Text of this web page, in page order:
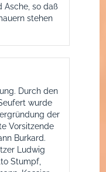
Asche, so daß
stehen
Durch den
wurde
der
Vorsitzende
Burkard.
Ludwig
Stumpf,